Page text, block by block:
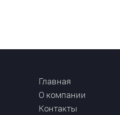
Главная
О компании
Контакты